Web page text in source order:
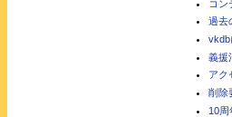
コン
過去
vkdb
義援
アク
削除
10周